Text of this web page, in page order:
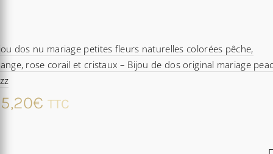
dos nu mariage petites fleurs naturelles colorées pêche,
rose corail et cristaux – Bijou de dos original mariage
€ TTC